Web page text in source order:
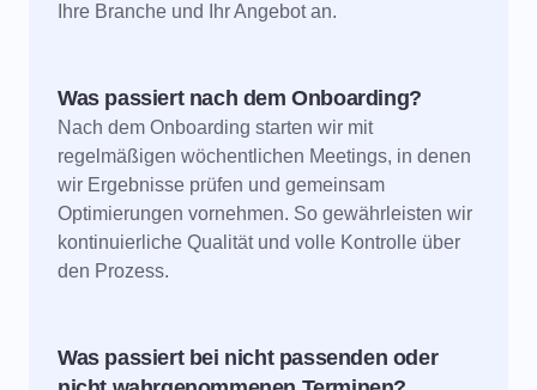
Ihre Branche und Ihr Angebot an.
Was passiert nach dem Onboarding?
Nach dem Onboarding starten wir mit
regelmäßigen wöchentlichen Meetings, in denen
wir Ergebnisse prüfen und gemeinsam
Optimierungen vornehmen. So gewährleisten wir
kontinuierliche Qualität und volle Kontrolle über
den Prozess.
Was passiert bei nicht passenden oder